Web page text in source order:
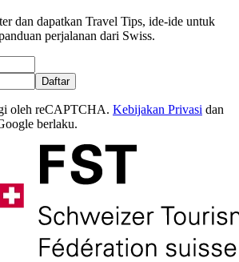
dan dapatkan Travel Tips, ide-ide untuk
perjalanan dari Swiss.
Daftar
oleh reCAPTCHA. Kebijakan Privasi dan
berlaku.